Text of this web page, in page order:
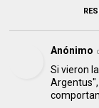
Anónimo
Si vieron